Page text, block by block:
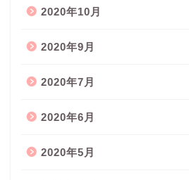
2020年10月
2020年9月
2020年7月
2020年6月
2020年5月